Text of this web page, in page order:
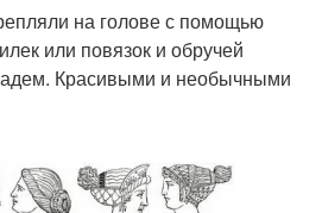
на голове с помощью
или повязок и обручей
Красивыми и необычными